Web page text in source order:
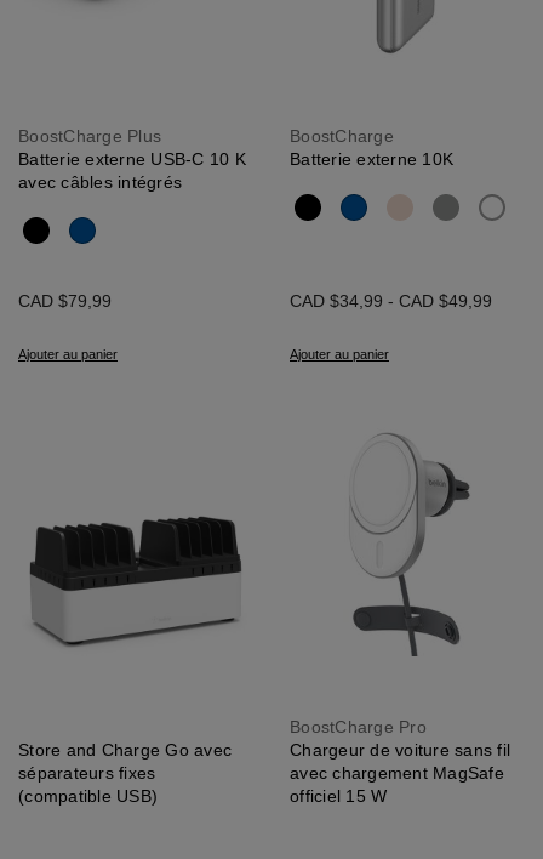
BoostCharge Plus
Batterie externe USB-C 10 K
avec câbles intégrés
CAD $79,99
Ajouter au panier
BoostCharge
Batterie externe 10K
CAD $34,99 - CAD $49,99
Ajouter au panier
Store and Charge Go avec
séparateurs fixes
(compatible USB)
BoostCharge Pro
Chargeur de voiture sans fil
avec chargement MagSafe
officiel 15 W